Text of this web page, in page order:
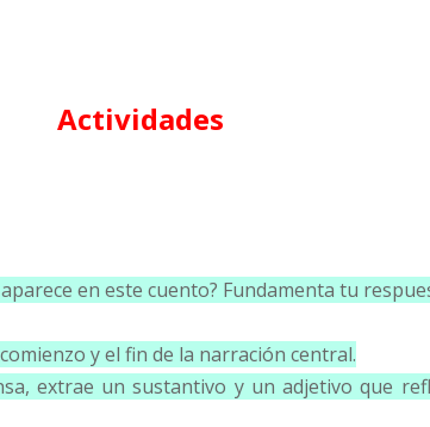
Actividades
en este cuento? Fundamenta tu
y el fin de la narración central.
extrae un sustantivo y un adjetivo que